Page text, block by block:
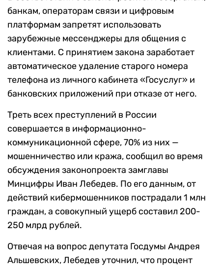
банкам, операторам связи и цифровым
платформам запретят использовать
зарубежные мессенджеры для общения с
клиентами. С принятием закона заработает
автоматическое удаление старого номера
телефона из личного кабинета «Госуслуг» и
банковских приложений при отказе от него.
Треть всех преступлений в России
совершается в информационно-
коммуникационной сфере, 70% из них —
мошенничество или кража, сообщил во время
обсуждения законопроекта замглавы
Минцифры Иван Лебедев. По его данным, от
действий кибермошенников пострадали 1 млн
граждан, а совокупный ущерб составил 200-
250 млрд рублей.
Отвечая на вопрос депутата Госдумы Андрея
Альшевских, Лебедев уточнил, что процент